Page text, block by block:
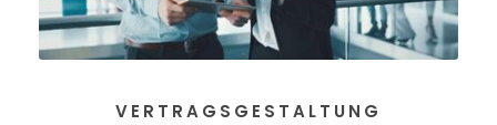
VERTRAGSGESTALTUNG